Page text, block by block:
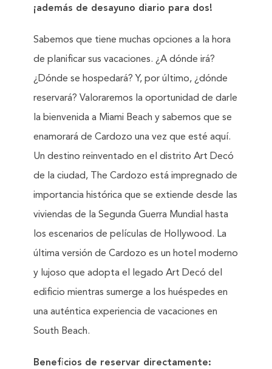
¡además de desayuno diario para dos!
Sabemos que tiene muchas opciones a la hora
de planificar sus vacaciones. ¿A dónde irá?
¿Dónde se hospedará? Y, por último, ¿dónde
reservará? Valoraremos la oportunidad de darle
la bienvenida a Miami Beach y sabemos que se
enamorará de Cardozo una vez que esté aquí.
Un destino reinventado en el distrito Art Decó
de la ciudad, The Cardozo está impregnado de
importancia histórica que se extiende desde las
viviendas de la Segunda Guerra Mundial hasta
los escenarios de películas de Hollywood. La
última versión de Cardozo es un hotel moderno
y lujoso que adopta el legado Art Decó del
edificio mientras sumerge a los huéspedes en
una auténtica experiencia de vacaciones en
South Beach.
Beneficios de reservar directamente: